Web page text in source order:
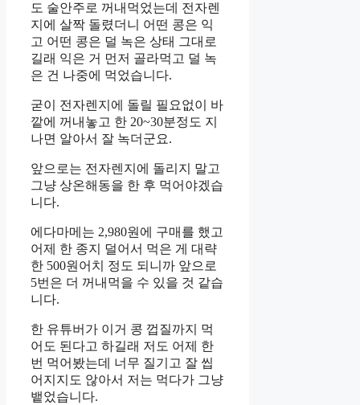
도 술안주로 꺼내먹었는데 전자렌
지에 살짝 돌렸더니 어떤 콩은 익
고 어떤 콩은 덜 녹은 상태 그대로
길래 익은 거 먼저 골라먹고 덜 녹
은 건 나중에 먹었습니다.
굳이 전자렌지에 돌릴 필요없이 바
깥에 꺼내놓고 한 20~30분정도 지
나면 알아서 잘 녹더군요.
앞으로는 전자렌지에 돌리지 말고
그냥 상온해동을 한 후 먹어야겠습
니다.
에다마메는 2,980원에 구매를 했고
어제 한 종지 덜어서 먹은 게 대략
한 500원어치 정도 되니까 앞으로
5번은 더 꺼내먹을 수 있을 것 같습
니다.
한 유튜버가 이거 콩 껍질까지 먹
어도 된다고 하길래 저도 어제 한
번 먹어봤는데 너무 질기고 잘 씹
어지지도 않아서 저는 먹다가 그냥
뱉었습니다.